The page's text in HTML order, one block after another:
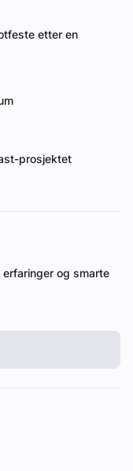
etter en
prosjektet
og smarte